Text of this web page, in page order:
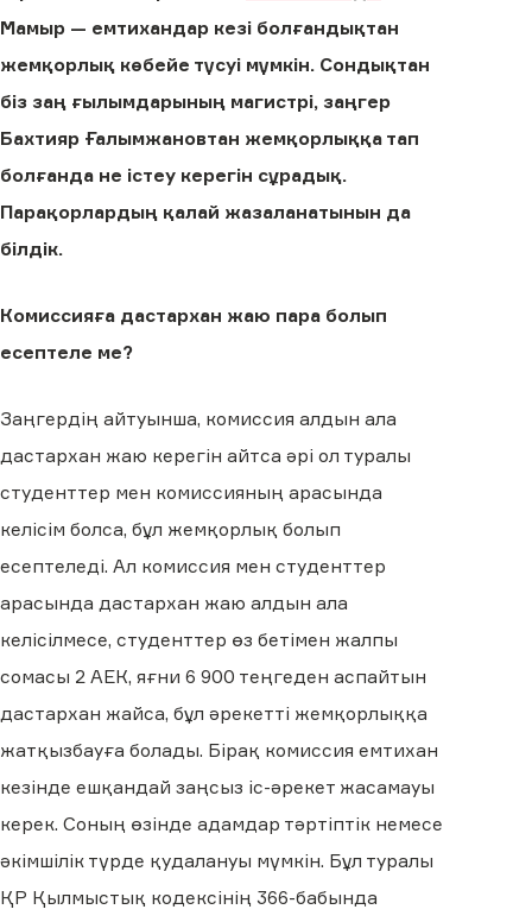
Мамыр — емтихандар кезі болғандықтан
жемқорлық көбейе түсуі мүмкін. Сондықтан
біз заң ғылымдарының магистрі, заңгер
Бахтияр Ғалымжановтан жемқорлыққа тап
болғанда не істеу керегін сұрадық.
Парақорлардың қалай жазаланатынын да
білдік.
Комиссияға дастархан жаю пара болып
есептеле ме?
Заңгердің айтуынша, комиссия алдын ала
дастархан жаю керегін айтса әрі ол туралы
студенттер мен комиссияның арасында
келісім болса, бұл жемқорлық болып
есептеледі. Ал комиссия мен студенттер
арасында дастархан жаю алдын ала
келісілмесе, студенттер өз бетімен жалпы
сомасы 2 АЕК, яғни 6 900 теңгеден аспайтын
дастархан жайса, бұл әрекетті жемқорлыққа
жатқызбауға болады. Бірақ комиссия емтихан
кезінде ешқандай заңсыз іс-әрекет жасамауы
керек. Соның өзінде адамдар тәртіптік немесе
әкімшілік түрде қудалануы мүмкін. Бұл туралы
ҚР Қылмыстық кодексінің 366-бабында